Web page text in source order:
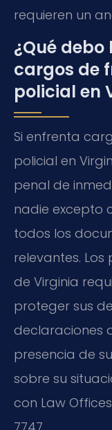
requieren un
¿Qué
cargos de
policial en
Si enfrenta
policial en
penal de
nadie excepto
todos los
relevantes.
de Virginia
proteger sus
declaraciones
presencia de
sobre su
con Law Offices